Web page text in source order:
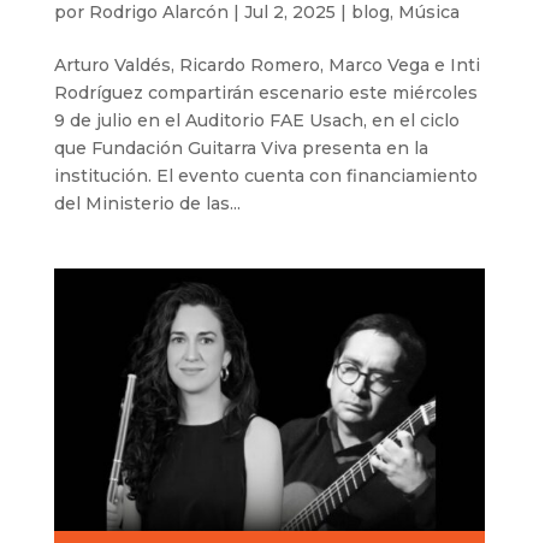
por Rodrigo Alarcón Jul 2, 2025 blog, Música
Arturo Valdés, Ricardo Romero, Marco Vega e Inti
Rodríguez compartirán escenario este miércoles
9 de julio en el Auditorio FAE Usach, en el ciclo
que Fundación Guitarra Viva presenta en la
institución. El evento cuenta con financiamiento
del Ministerio de las...